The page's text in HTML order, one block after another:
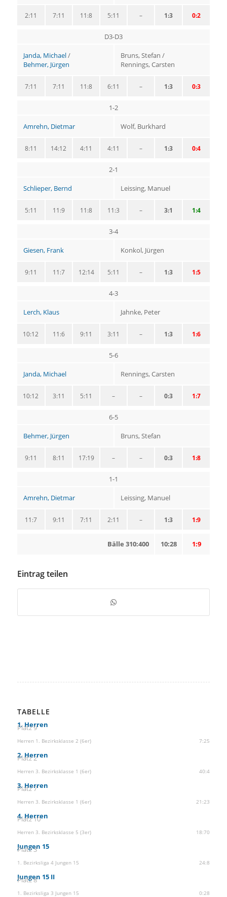
0:2
1:3
–
5:11
11:8
7:11
2:11
D3-D3
Janda, Michael/
Behmer, Jürgen
Bruns, Stefan /
Rennings, Carsten
0:3
1:3
–
6:11
11:8
7:11
7:11
1-2
Amrehn, Dietmar Wolf, Burkhard
0:4
1:3
–
4:11
4:11
14:12
8:11
2-1
Schlieper, Bernd Leissing, Manuel
1:4
3:1
–
11:3
11:8
11:9
5:11
3-4
Giesen, Frank Konkol, Jürgen
1:5
1:3
–
5:11
12:14
11:7
9:11
4-3
Lerch, Klaus Jahnke, Peter
1:6
1:3
–
3:11
9:11
11:6
10:12
5-6
Janda, Michael Rennings, Carsten
1:7
0:3
–
–
5:11
3:11
10:12
6-5
Behmer, Jürgen Bruns, Stefan
1:8
0:3
–
–
17:19
8:11
9:11
1-1
Amrehn, Dietmar Leissing, Manuel
1:9
1:3
–
2:11
7:11
9:11
11:7
1:9
10:28
Bälle 310:400
Eintrag teilen
TABELLE
1. Herren
Platz 9
Herren 1. Bezirksklasse 2 (6er) 7:25
2. Herren
Platz 2
Herren 3. Bezirksklasse 1 (6er) 40:4
3. Herren
Platz 7
Herren 3. Bezirksklasse 1 (6er) 21:23
4. Herren
Platz 10
Herren 3. Bezirksklasse 5 (3er) 18:70
Jungen 15
Platz 3
1. Bezirksliga 4 Jungen 15 24:8
Jungen 15 II
Platz 8
1. Bezirksliga 3 Jungen 15 0:28